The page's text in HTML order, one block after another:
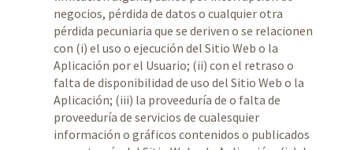
negocios, pérdida de datos o cualquier otra
pérdida pecuniaria que se deriven o se relacionen
con (i) el uso o ejecución del Sitio Web o la
Aplicación por el Usuario; (ii) con el retraso o
falta de disponibilidad de uso del Sitio Web o la
Aplicación; (iii) la proveeduría de o falta de
proveeduría de servicios de cualesquier
información o gráficos contenidos o publicados